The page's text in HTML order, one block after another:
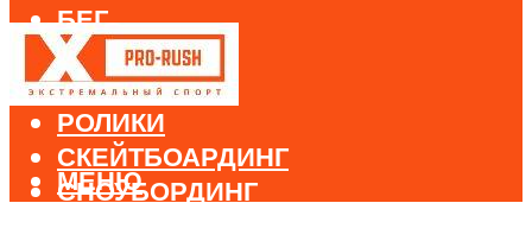
БЕГ
ВЕЛОСПОРТ
ДАЙВИНГ
РОЛИКИ
СКЕЙТБОАРДИНГ
СНОУБОРДИНГ
МЕНЮ